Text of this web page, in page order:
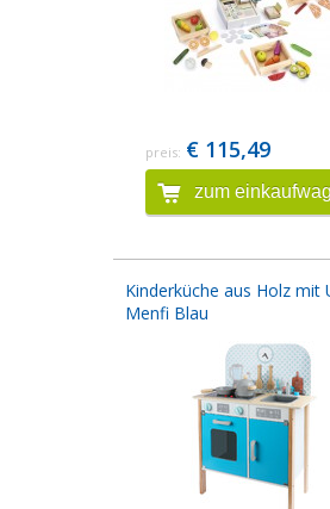
preis: € 115,49
zum
Kinderküche aus Holz mit
Menfi Blau